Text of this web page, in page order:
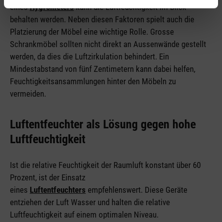
einesHygrometerskann die Luftfeuchtigkeit im Blick
behalten werden. Neben diesen Faktoren spielt auch die
Platzierung der Möbel eine wichtige Rolle. Grosse
Schrankmöbel sollten nicht direkt an Aussenwände gestellt
werden, da dies die Luftzirkulation behindert. Ein
Mindestabstand von fünf Zentimetern kann dabei helfen,
Feuchtigkeitsansammlungen hinter den Möbeln zu
vermeiden.
Luftentfeuchter als Lösung gegen hohe
Luftfeuchtigkeit
Ist die relative Feuchtigkeit der Raumluft konstant über 60
Prozent, ist der Einsatz
eines Luftentfeuchters empfehlenswert. Diese Geräte
entziehen der Luft Wasser und halten die relative
Luftfeuchtigkeit auf einem optimalen Niveau.